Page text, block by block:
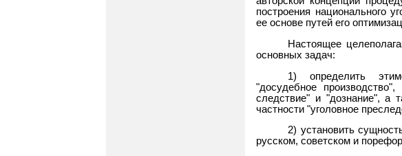
построения национального
ее основе путей его
Настоящее
основных задач:
1) определить
"досудебное производство",
следствие" и "дознание", а
частности "уголовное
2) установить
русском, советском и